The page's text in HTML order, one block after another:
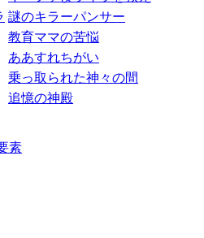
謎のキラーパンサー
教育ママの苦悩
ああすれちがい
乗っ取られた神々の間
追憶の神殿
素